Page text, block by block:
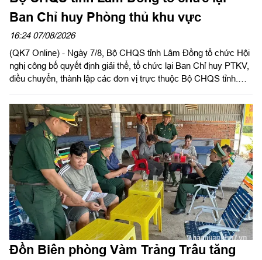
Ban Chỉ huy Phòng thủ khu vực
16:24 07/08/2026
(QK7 Online) - Ngày 7/8, Bộ CHQS tỉnh Lâm Đồng tổ chức Hội
nghị công bố quyết định giải thể, tổ chức lại Ban Chỉ huy PTKV,
điều chuyển, thành lập các đơn vị trực thuộc Bộ CHQS tỉnh.
Tư lệnh, Tham mưu trưởng Quân khu dự và chỉ đạo hội nghị.
Thiếu tướng Đinh Hồng Tiếng, Ủy viên Thường vụ Tỉnh ủy, Chỉ
huy trưởng Bộ CHQS tỉnh Lâm Đồng chủ trì hội nghị.
Đồn Biên phòng Vàm Trảng Trâu tăng